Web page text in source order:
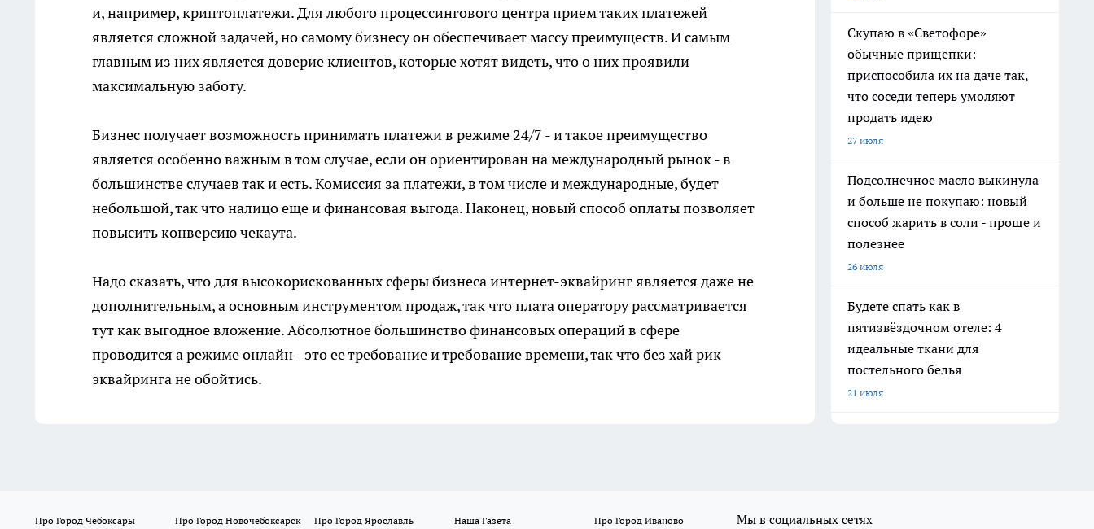
и, например, криптоплатежи. Для любого процессингового центра прием таких платежей
является сложной задачей, но самому бизнесу он обеспечивает массу преимуществ. И самым
главным из них является доверие клиентов, которые хотят видеть, что о них проявили
максимальную заботу.
Бизнес получает возможность принимать платежи в режиме 24/7 - и такое преимущество
является особенно важным в том случае, если он ориентирован на международный рынок - в
большинстве случаев так и есть. Комиссия за платежи, в том числе и международные, будет
небольшой, так что налицо еще и финансовая выгода. Наконец, новый способ оплаты позволяет
повысить конверсию чекаута.
Надо сказать, что для высокорискованных сферы бизнеса интернет-эквайринг является даже не
дополнительным, а основным инструментом продаж, так что плата оператору рассматривается
тут как выгодное вложение. Абсолютное большинство финансовых операций в сфере
проводится а режиме онлайн - это ее требование и требование времени, так что без хай рик
эквайринга не обойтись.
Скупаю в «Светофоре»
обычные прищепки:
приспособила их на даче так,
что соседи теперь умоляют
продать идею
27 июля
Подсолнечное масло выкинула
и больше не покупаю: новый
способ жарить в соли - проще и
полезнее
26 июля
Будете спать как в
пятизвёздочном отеле: 4
идеальные ткани для
постельного белья
21 июля
Про Город Чебоксары Про Город Новочебоксарск Про Город Ярославль Наша Газета
Про Город Иваново
Мы в социальных сетях